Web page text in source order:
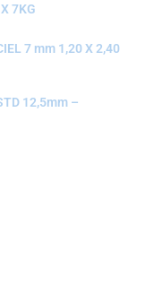
7KG
7 mm 1,20 X 2,40
12,5mm –